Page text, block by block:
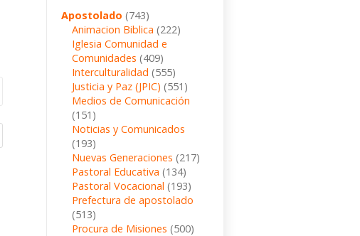
Apostolado (743)
Animacion Biblica (222)
Iglesia Comunidad e
Comunidades (409)
Interculturalidad (555)
Justicia y Paz (JPIC) (551)
Medios de Comunicación
(151)
Noticias y Comunicados
(193)
Nuevas Generaciones (217)
Pastoral Educativa (134)
Pastoral Vocacional (193)
Prefectura de apostolado
(513)
Procura de Misiones (500)